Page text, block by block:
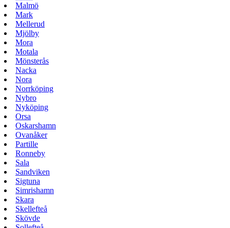
Malmö
Mark
Mellerud
Mjölby
Mora
Motala
Mönsterås
Nacka
Nora
Norrköping
Nybro
Nyköping
Orsa
Oskarshamn
Ovanåker
Partille
Ronneby
Sala
Sandviken
Sigtuna
Simrishamn
Skara
Skellefteå
Skövde